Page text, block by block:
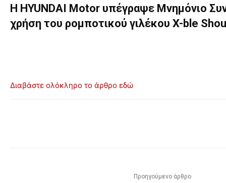
Η HYUNDAI Motor υπέγραψε Μνημόνιο
χρήση του ρομποτικού γιλέκου X-ble
Διαβάστε ολόκληρο το άρθρο εδώ
Προηγούμενο άρθρο